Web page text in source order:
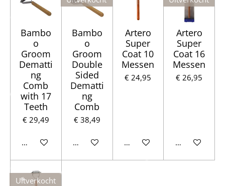
Bambo
o
Groom
Dematti
ng
Comb
with 17
Teeth
€ 29,49
In winkelwagen
Bambo
o
Groom
Double
Sided
Dematti
ng
Comb
€ 38,49
Houd mij op de hoogte
Artero
Super
Coat 10
Messen
€ 24,95
In winkelwagen
Artero
Super
Coat 16
Messen
€ 26,95
Houd mij op
Uitverkocht